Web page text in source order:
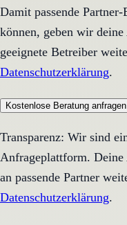
Damit passende
können, geben wir
geeignete Betreiber
Datenschutzerklärung.
Kostenlose Beratung anfragen
Transparenz: Wir sind
Anfrageplattform.
an passende Partner
Datenschutzerklärung.